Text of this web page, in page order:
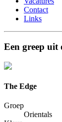
Contact
Links
Een greep uit
The Edge
Groep
Orientals